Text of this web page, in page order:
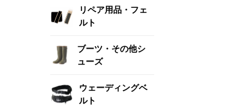
リペア用品・フェ
ルト
ブーツ・その他シ
ューズ
ウェーディングベ
ルト